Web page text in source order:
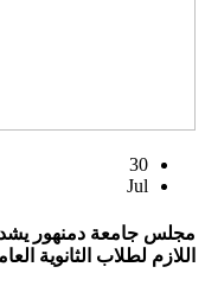
30
Jul
مجلس جامعة دمنهور
اللازم لطلاب الثانوية